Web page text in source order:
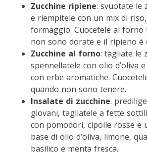
Zucchine ripiene: svuotate le
e riempitele con un mix di
formaggio. Cuocetele al forno
non sono dorate e il ripieno è
Zucchine al forno: tagliate le
spennellatele con olio d’oliva
con erbe aromatiche.
quando non sono tenere.
Insalate di zucchine:
giovani, tagliatele a fette
con pomodori, cipolle rosse e
base di olio d’oliva, limone,
basilico e menta fresca.